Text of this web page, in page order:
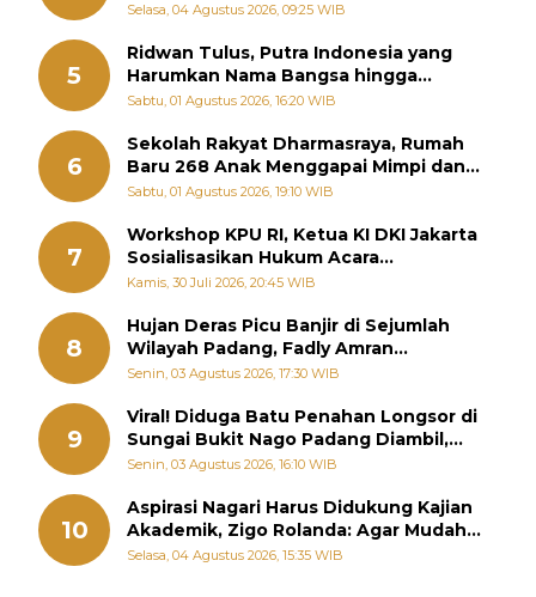
Selasa, 04 Agustus 2026, 09:25 WIB
5
Ridwan Tulus, Putra Indonesia yang
Harumkan Nama Bangsa hingga
Diabadikan dalam Buku Jepang
Sabtu, 01 Agustus 2026, 16:20 WIB
6
Sekolah Rakyat Dharmasraya, Rumah
Baru 268 Anak Menggapai Mimpi dan
Memutus Rantai Kemiskinan
Sabtu, 01 Agustus 2026, 19:10 WIB
7
Workshop KPU RI, Ketua KI DKI Jakarta
Sosialisasikan Hukum Acara
Penyelesaian Sengketa Informasi Publik
Kamis, 30 Juli 2026, 20:45 WIB
8
Hujan Deras Picu Banjir di Sejumlah
Wilayah Padang, Fadly Amran
Perintahkan OPD Siaga
Senin, 03 Agustus 2026, 17:30 WIB
9
Viral! Diduga Batu Penahan Longsor di
Sungai Bukit Nago Padang Diambil,
Warga Khawatir Bencana Terulang
Senin, 03 Agustus 2026, 16:10 WIB
10
Aspirasi Nagari Harus Didukung Kajian
Akademik, Zigo Rolanda: Agar Mudah
Diperjuangkan di Kementerian
Selasa, 04 Agustus 2026, 15:35 WIB